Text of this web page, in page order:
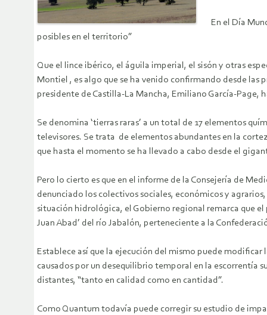
En el Día
posibles en el territorio”
Que el lince ibérico, el águila imperial, el sisón y otras
Montiel , es algo que se ha venido confirmando desde las
presidente de Castilla-La Mancha, Emiliano García-Page,
Se denomina ‘tierras raras’ a un total de 17 elementos
televisores. Se trata de elementos abundantes en la
que hasta el momento se ha llevado a cabo desde el
Pero lo cierto es que en el informe de la Consejería de
denunciado los colectivos sociales, económicos y
situación hidrológica, el Gobierno regional remarca que el
Juan Abad’ del río Jabalón, perteneciente a la
Establece así que la ejecución del mismo puede modificar
causados por un desequilibrio temporal en la escorrentía
distantes, “tanto en calidad como en cantidad”.
Como Quantum todavía puede corregir su estudio de